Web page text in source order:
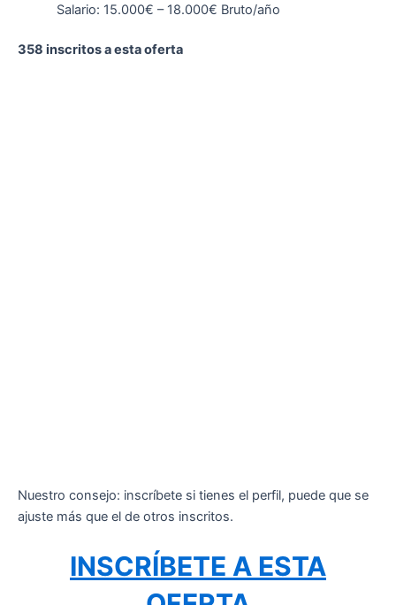
Salario: 15.000€ – 18.000€ Bruto/año
358 inscritos a esta oferta
Nuestro consejo: inscríbete si tienes el perfil, puede que se
ajuste más que el de otros inscritos.
INSCRÍBETE A ESTA